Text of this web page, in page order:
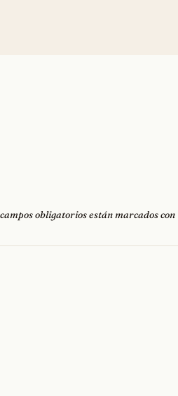
obligatorios están marcados con